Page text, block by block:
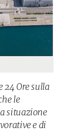
Ore sulla
le
situazione
e di